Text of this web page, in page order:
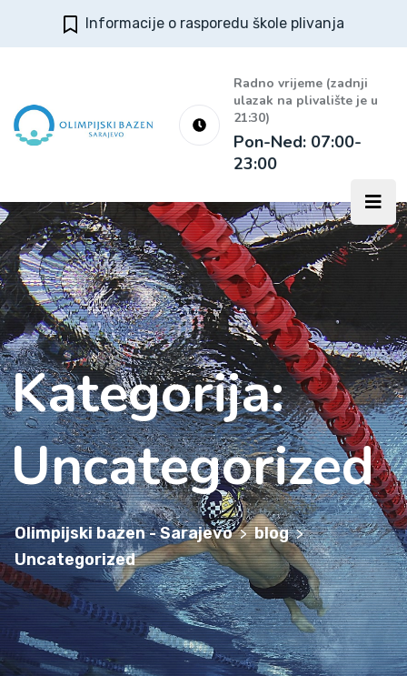
Informacije o rasporedu škole plivanja
Radno vrijeme (zadnji
ulazak na plivalište je u
21:30)
Pon-Ned: 07:00-
23:00
Kategorija:
Uncategorized
Olimpijski bazen - Sarajevo > blog >
Uncategorized